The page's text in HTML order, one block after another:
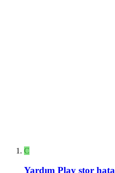
C
Yardım Play stor hata